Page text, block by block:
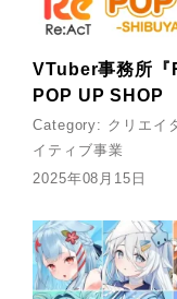
VTuber事務所
POP UP SHOP
Category: クリエイ
イティブ事業
2025年08月15日